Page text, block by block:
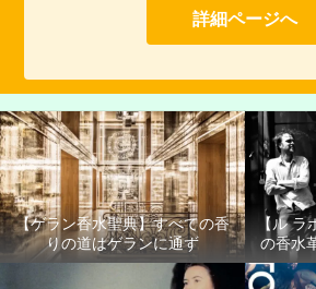
詳細ページへ
【ゲラン香水聖典】すべての香
りの道はゲランに通ず
【ル
の香水